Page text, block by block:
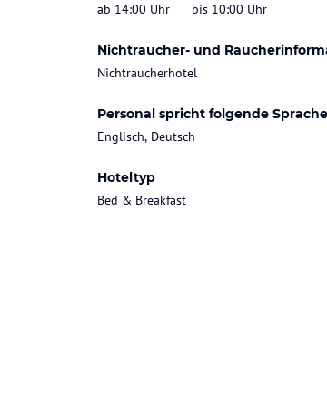
ab 14:00 Uhr
bis 10:00 Uhr
Nichtraucher- und
Nichtraucherhotel
Personal spricht folgende
Englisch, Deutsch
Hoteltyp
Bed & Breakfast